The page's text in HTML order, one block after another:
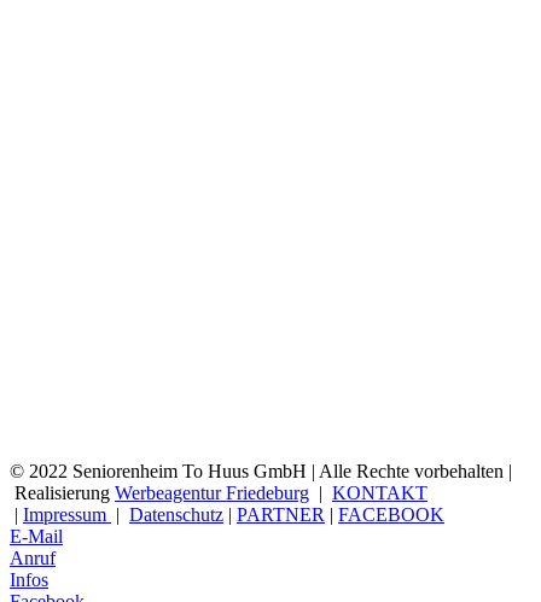
© 2022 Seniorenheim To Huus GmbH | Alle Rechte vorbehalten |
Realisierung Werbeagentur Friedeburg | KONTAKT
| Impressum | Datenschutz | PARTNER | FACEBOOK
E-Mail
Anruf
Infos